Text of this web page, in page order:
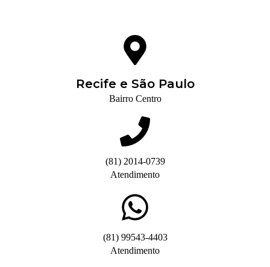
Recife e São Paulo
Bairro Centro
(81) 2014-0739
Atendimento
(81) 99543-4403
Atendimento